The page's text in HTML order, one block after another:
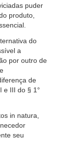
puder
produto,
do
a
por outro de
de
e III do § 1°
in natura,
seu